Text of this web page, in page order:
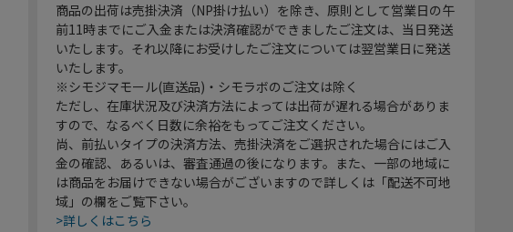
商品の出荷は売掛決済（NP掛け払い）を除き、原則として営業日の午
前11時までにご入金または決済確認ができましたご注文は、当日発送
いたします。それ以降にお受けしたご注文については翌営業日に発送
いたします。
※シモジマモール(直送品)・シモラボのご注文は除く
ただし、在庫状況及び決済方法によっては出荷が遅れる場合がありま
すので、なるべく日数に余裕をもってご注文ください。
尚、前払いタイプの決済方法、売掛決済をご選択された場合にはご入
金の確認、あるいは、審査通過の後になります。また、一部の地域に
は商品をお届けできない場合がございますので詳しくは「配送不可地
域」の欄をご覧下さい。
>詳しくはこちら